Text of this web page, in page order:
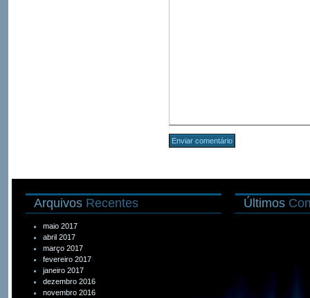
Arquivos Recentes
maio 2017
abril 2017
março 2017
fevereiro 2017
janeiro 2017
dezembro 2016
novembro 2016
Últimos